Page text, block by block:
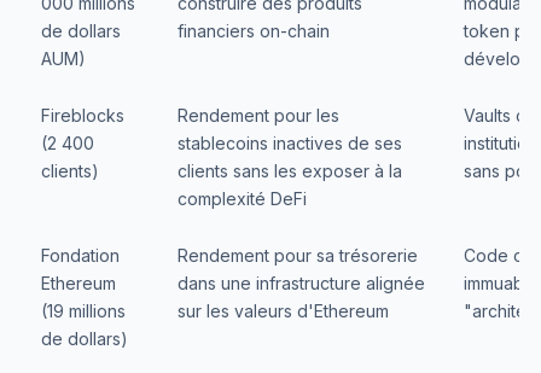
de dollars
AUM)
financiers on-chain
token
Fireblocks
(2 400
clients)
Rendement pour les
stablecoins inactives de ses
clients sans les exposer à la
complexité DeFi
Vaults
sans
Fondation
Ethereum
(19 millions
de dollars)
Rendement pour sa trésorerie
dans une infrastructure alignée
sur les valeurs d'Ethereum
Code